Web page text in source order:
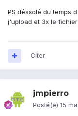
PS déssolé du temps
j'upload et 3x le
Citer
jmpierro
Posté(e) 15